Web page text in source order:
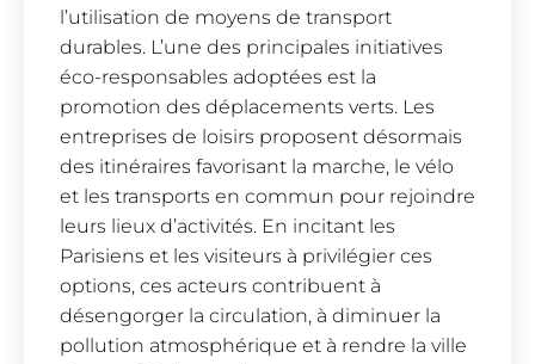
l’utilisation de moyens de transport
durables. L’une des principales initiatives
éco-responsables adoptées est la
promotion des déplacements verts. Les
entreprises de loisirs proposent désormais
des itinéraires favorisant la marche, le vélo
et les transports en commun pour rejoindre
leurs lieux d’activités. En incitant les
Parisiens et les visiteurs à privilégier ces
options, ces acteurs contribuent à
désengorger la circulation, à diminuer la
pollution atmosphérique et à rendre la ville